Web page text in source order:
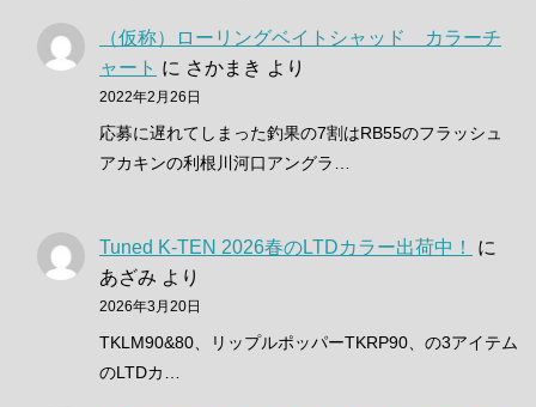
（仮称）ローリングベイトシャッド カラーチ
ャート に さかまき より
2022年2月26日
応募に遅れてしまった釣果の7割はRB55のフラッシュ
アカキンの利根川河口アングラ…
Tuned K-TEN 2026春のLTDカラー出荷中！
に
あざみ より
2026年3月20日
TKLM90&80、リップルポッパーTKRP90、の3アイテム
のLTDカ…